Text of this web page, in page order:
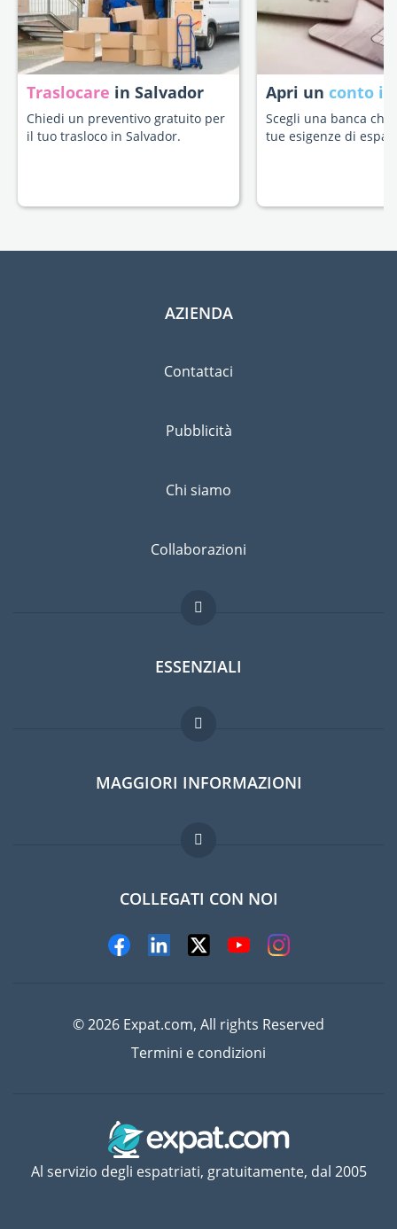
Traslocare in Salvador
Chiedi un preventivo gratuito per
il tuo trasloco in Salvador.
Apri un conto
Scegli una banca che
tue esigenze di
AZIENDA
Contattaci
Pubblicità
Chi siamo
Collaborazioni
ESSENZIALI
Forum per expat
Guida per expat
Lavori all'estero
MAGGIORI INFORMAZIONI
Domande frequenti
COLLEGATI CON NOI
© 2026 Expat.com, All rights Reserved
Termini e condizioni
Al servizio degli espatriati, gratuitamente, dal 2005